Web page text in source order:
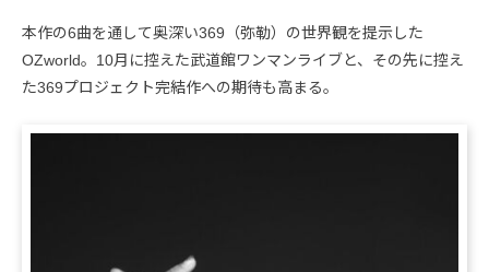
本作の6曲を通して奥深い369（弥勒）の世界観を提示した
OZworld。10月に控えた武道館ワンマンライブと、その先に控え
た369プロジェクト完結作への期待も高まる。